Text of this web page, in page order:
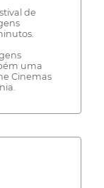
de
uma
Cinemas